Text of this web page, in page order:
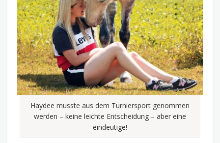
Haydee musste aus dem Turniersport genommen
werden – keine leichte Entscheidung – aber eine
eindeutige!